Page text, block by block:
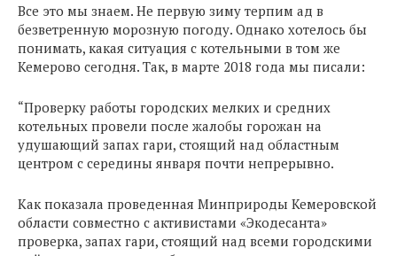
Все это мы знаем. Не первую зиму терпим ад в
безветренную морозную погоду. Однако хотелось бы
понимать, какая ситуация с котельными в том же
Кемерово сегодня. Так, в марте 2018 года мы писали:
“Проверку работы городских мелких и средних
котельных провели после жалобы горожан на
удушающий запах гари, стоящий над областным
центром с середины января почти непрерывно.
Как показала проведенная Минприроды Кемеровской
области совместно с активистами «Экодесанта»
проверка, запах гари, стоящий над всеми городскими